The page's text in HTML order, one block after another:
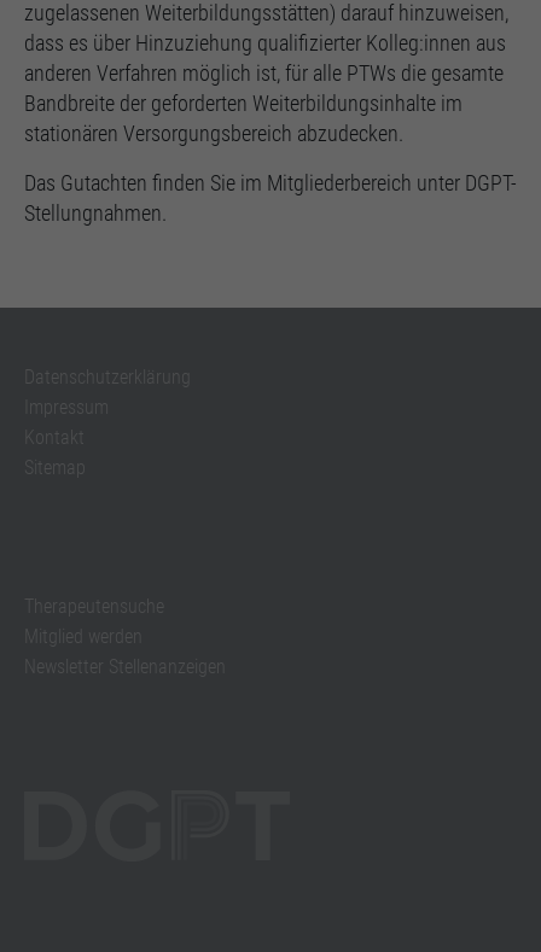
zugelassenen Weiterbildungsstätten) darauf hinzuweisen,
dass es über Hinzuziehung qualifizierter Kolleg:innen aus
anderen Verfahren möglich ist, für alle PTWs die gesamte
Bandbreite der geforderten Weiterbildungsinhalte im
stationären Versorgungsbereich abzudecken.
Das Gutachten finden Sie im Mitgliederbereich unter DGPT-
Stellungnahmen.
Datenschutzerklärung
Impressum
Kontakt
Sitemap
Therapeutensuche
Mitglied werden
Newsletter Stellenanzeigen